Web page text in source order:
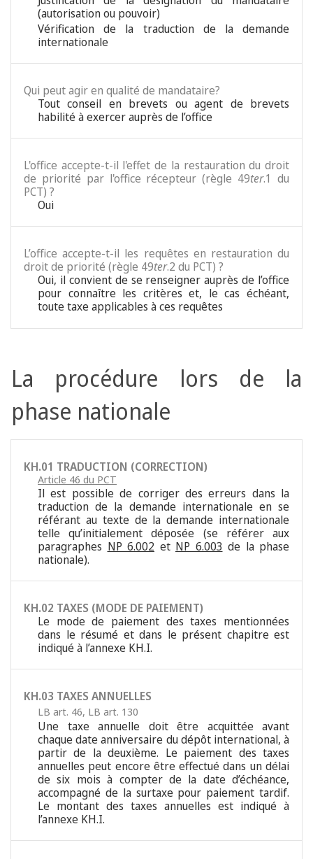
(autorisation ou pouvoir)
Vérification de la traduction de la demande
internationale
Qui peut agir en qualité de mandataire?
Tout conseil en brevets ou agent de brevets
habilité à exercer auprès de l’office
L'office accepte-t-il l'effet de la restauration du droit
de priorité par l'office récepteur (règle 49ter.1 du
PCT) ?
Oui
L’office accepte-t-il les requêtes en restauration du
droit de priorité (règle 49ter.2 du PCT) ?
Oui, il convient de se renseigner auprès de l’office
pour connaître les critères et, le cas échéant,
toute taxe applicables à ces requêtes
La procédure lors de la
phase nationale
KH.01 TRADUCTION (CORRECTION)
Article 46 du PCT
Il est possible de corriger des erreurs dans la
traduction de la demande internationale en se
référant au texte de la demande internationale
telle qu’initialement déposée (se référer aux
paragraphes NP 6.002 et NP 6.003 de la phase
nationale).
KH.02 TAXES (MODE DE PAIEMENT)
Le mode de paiement des taxes mentionnées
dans le résumé et dans le présent chapitre est
indiqué à l’annexe KH.I.
KH.03 TAXES ANNUELLES
LB art. 46, LB art. 130
Une taxe annuelle doit être acquittée avant
chaque date anniversaire du dépôt international, à
partir de la deuxième. Le paiement des taxes
annuelles peut encore être effectué dans un délai
de six mois à compter de la date d’échéance,
accompagné de la surtaxe pour paiement tardif.
Le montant des taxes annuelles est indiqué à
l’annexe KH.I.